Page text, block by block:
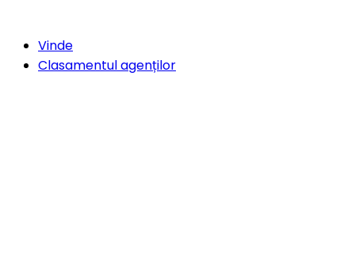
Vinde
Clasamentul agenților